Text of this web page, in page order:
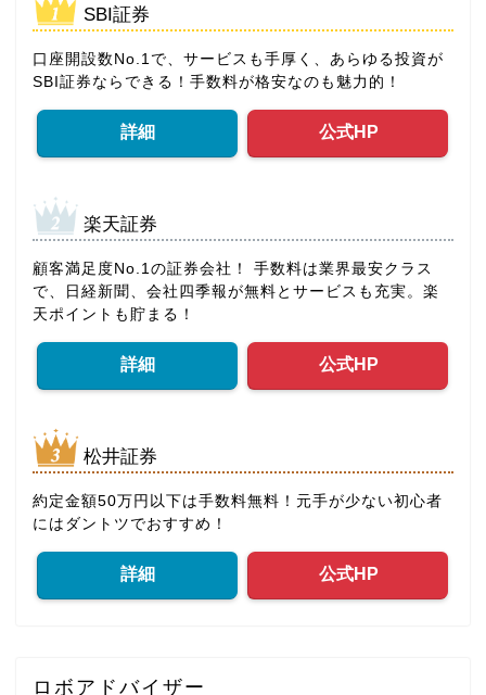
SBI証券
口座開設数No.1で、サービスも手厚く、あらゆる投資が
SBI証券ならできる！手数料が格安なのも魅力的！
詳細 公式HP
楽天証券
顧客満足度No.1の証券会社！ 手数料は業界最安クラス
で、日経新聞、会社四季報が無料とサービスも充実。楽
天ポイントも貯まる！
詳細 公式HP
松井証券
約定金額50万円以下は手数料無料！元手が少ない初心者
にはダントツでおすすめ！
詳細 公式HP
ロボアドバイザー